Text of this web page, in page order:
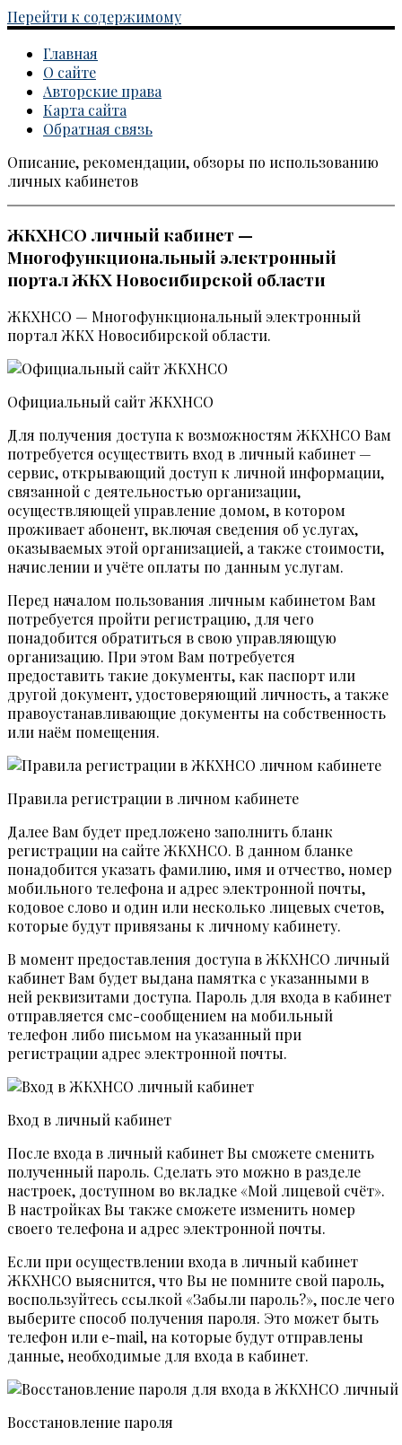
Перейти к содержимому
Главная
О сайте
Авторские права
Карта сайта
Обратная связь
Каталог личных кабинетов
Описание, рекомендации, обзоры по использованию
личных кабинетов
ЖКХНСО личный кабинет —
Многофункциональный электронный
портал ЖКХ Новосибирской области
ЖКХНСО — Многофункциональный электронный
портал ЖКХ Новосибирской области.
Официальный сайт ЖКХНСО
Для получения доступа к возможностям ЖКХНСО Вам
потребуется осуществить вход в личный кабинет —
сервис, открывающий доступ к личной информации,
связанной с деятельностью организации,
осуществляющей управление домом, в котором
проживает абонент, включая сведения об услугах,
оказываемых этой организацией, а также стоимости,
начислении и учёте оплаты по данным услугам.
Перед началом пользования личным кабинетом Вам
потребуется пройти регистрацию, для чего
понадобится обратиться в свою управляющую
организацию. При этом Вам потребуется
предоставить такие документы, как паспорт или
другой документ, удостоверяющий личность, а также
правоустанавливающие документы на собственность
или наём помещения.
Правила регистрации в личном кабинете
Далее Вам будет предложено заполнить бланк
регистрации на сайте ЖКХНСО. В данном бланке
понадобится указать фамилию, имя и отчество, номер
мобильного телефона и адрес электронной почты,
кодовое слово и один или несколько лицевых счетов,
которые будут привязаны к личному кабинету.
В момент предоставления доступа в ЖКХНСО личный
кабинет Вам будет выдана памятка с указанными в
ней реквизитами доступа. Пароль для входа в кабинет
отправляется смс-сообщением на мобильный
телефон либо письмом на указанный при
регистрации адрес электронной почты.
Вход в личный кабинет
После входа в личный кабинет Вы сможете сменить
полученный пароль. Сделать это можно в разделе
настроек, доступном во вкладке «Мой лицевой счёт».
В настройках Вы также сможете изменить номер
своего телефона и адрес электронной почты.
Если при осуществлении входа в личный кабинет
ЖКХНСО выяснится, что Вы не помните свой пароль,
воспользуйтесь ссылкой «Забыли пароль?», после чего
выберите способ получения пароля. Это может быть
телефон или e-mail, на которые будут отправлены
данные, необходимые для входа в кабинет.
Восстановление пароля